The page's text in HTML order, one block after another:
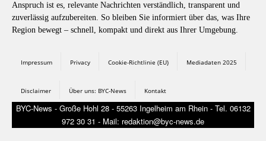
Anspruch ist es, relevante Nachrichten verständlich, transparent und
zuverlässig aufzubereiten. So bleiben Sie informiert über das, was Ihre
Region bewegt – schnell, kompakt und direkt aus Ihrer Umgebung.
Impressum Privacy Cookie-Richtlinie (EU) Mediadaten 2025
Disclaimer Über uns: BYC-News Kontakt
BYC-News - Große Hohl 28 - 55263 Ingelheim am Rhein - Tel. 06132
972 30 31 - Mail: redaktion@byc-news.de